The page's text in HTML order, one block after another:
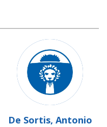
De Sortis, Antonio